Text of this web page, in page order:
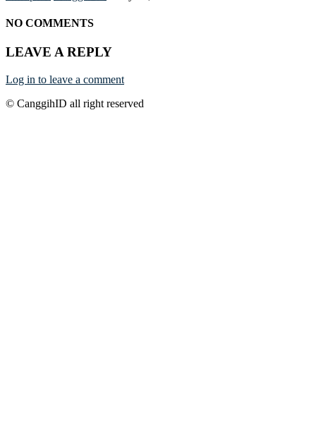
NO COMMENTS
LEAVE A REPLY
Log in to leave a comment
© CanggihID all right reserved